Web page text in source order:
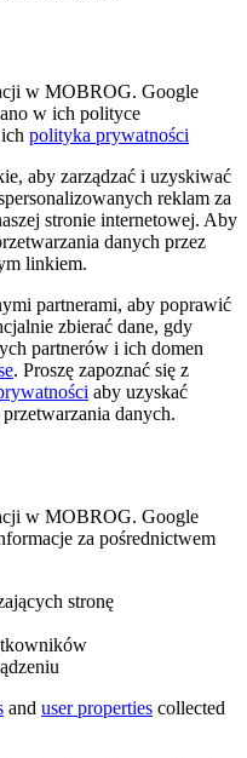
w MOBROG. Google
w ich polityce
polityka prywatności
aby zarządzać i uzyskiwać
reklam za
stronie internetowej. Aby
danych przez
linkiem.
partnerami, aby poprawić
zbierać dane, gdy
partnerów i ich domen
. Proszę zapoznać się z
aby uzyskać
danych.
w MOBROG. Google
za pośrednictwem
stronę
and user properties collected